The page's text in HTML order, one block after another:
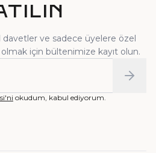
davetler ve sadece üyelere özel
olmak için bültenimize kayıt olun.
okudum, kabul ediyorum.